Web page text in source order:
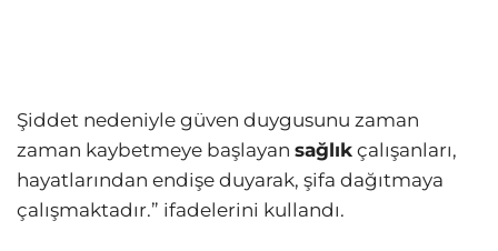
Şiddet nedeniyle güven duygusunu zaman
zaman kaybetmeye başlayan sağlık çalışanları,
hayatlarından endişe duyarak, şifa dağıtmaya
çalışmaktadır.” ifadelerini kullandı.